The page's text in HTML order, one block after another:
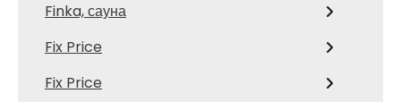
Finka, сауна
Fix Price
Fix Price